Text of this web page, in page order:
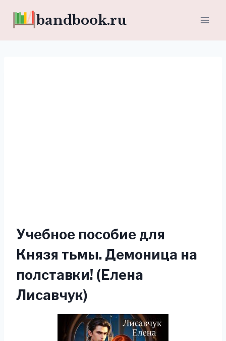
bandbook.ru
Учебное пособие для
Князя тьмы. Демоница на
полставки! (Елена
Лисавчук)